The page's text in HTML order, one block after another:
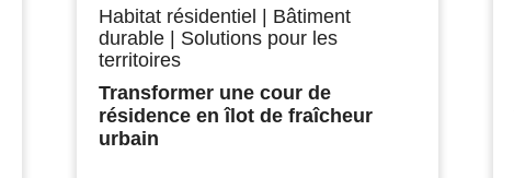
Habitat résidentiel
Bâtiment
durable
Solutions pour les
territoires
Transformer une cour de
résidence en îlot de fraîcheur
urbain